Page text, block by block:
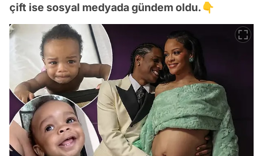
çift ise sosyal medyada gündem oldu.👇